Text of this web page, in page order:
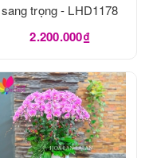
sang trọng - LHD1178
2.200.000₫